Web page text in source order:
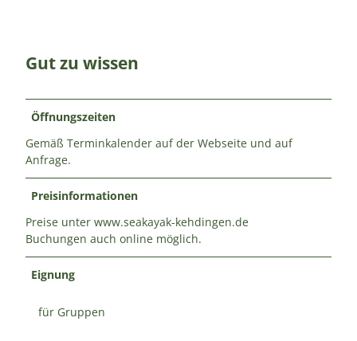
Gut zu wissen
Öffnungszeiten
Gemäß Terminkalender auf der Webseite und auf
Anfrage.
Preisinformationen
Preise unter www.seakayak-kehdingen.de
Buchungen auch online möglich.
Eignung
für Gruppen